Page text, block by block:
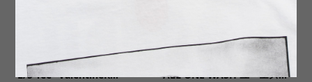
コミックヘッド】ART PRINT
L/S Tee “ValentineR...
【ORDINARY FITS オーディ
ナリーフィッツ】US COVER
ALL ONE WASH ユーエス...